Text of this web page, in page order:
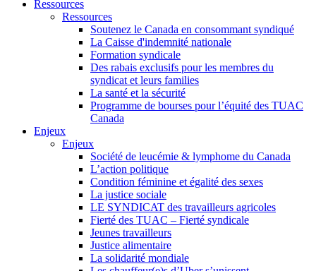
Ressources
Ressources
Soutenez le Canada en consommant syndiqué
La Caisse d'indemnité nationale
Formation syndicale
Des rabais exclusifs pour les membres du
syndicat et leurs families
La santé et la sécurité
Programme de bourses pour l’équité des TUAC
Canada
Enjeux
Enjeux
Société de leucémie & lymphome du Canada
L’action politique
Condition féminine et égalité des sexes
La justice sociale
LE SYNDICAT des travailleurs agricoles
Fierté des TUAC – Fierté syndicale
Jeunes travailleurs
Justice alimentaire
La solidarité mondiale